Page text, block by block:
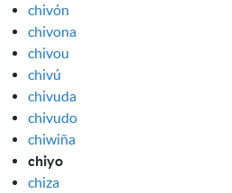
chivón
chivona
chivou
chivú
chivuda
chivudo
chiwiña
chiyo
chiza